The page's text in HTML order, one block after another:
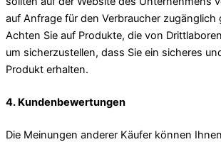
auf Anfrage für den Verbraucher zugänglich
Achten Sie auf Produkte, die von
um sicherzustellen, dass Sie ein sicheres
Produkt erhalten.
4. Kundenbewertungen
Die Meinungen anderer Käufer können